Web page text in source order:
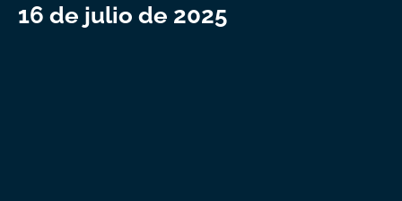
16 de julio de 2025